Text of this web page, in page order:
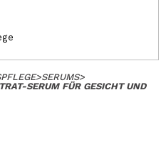
>SERUMS>
SERUM FÜR GESICHT UND